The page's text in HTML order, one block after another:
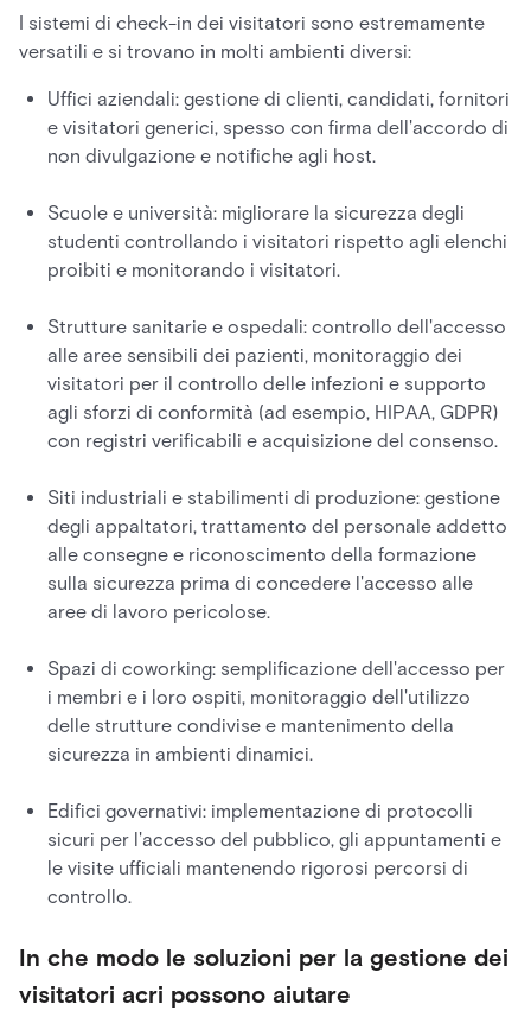
I sistemi di check-in dei visitatori sono estremamente
versatili e si trovano in molti ambienti diversi:
Uffici aziendali: gestione di clienti, candidati, fornitori
e visitatori generici, spesso con firma dell'accordo di
non divulgazione e notifiche agli host.
Scuole e università: migliorare la sicurezza degli
studenti controllando i visitatori rispetto agli elenchi
proibiti e monitorando i visitatori.
Strutture sanitarie e ospedali: controllo dell'accesso
alle aree sensibili dei pazienti, monitoraggio dei
visitatori per il controllo delle infezioni e supporto
agli sforzi di conformità (ad esempio, HIPAA, GDPR)
con registri verificabili e acquisizione del consenso.
Siti industriali e stabilimenti di produzione: gestione
degli appaltatori, trattamento del personale addetto
alle consegne e riconoscimento della formazione
sulla sicurezza prima di concedere l'accesso alle
aree di lavoro pericolose.
Spazi di coworking: semplificazione dell'accesso per
i membri e i loro ospiti, monitoraggio dell'utilizzo
delle strutture condivise e mantenimento della
sicurezza in ambienti dinamici.
Edifici governativi: implementazione di protocolli
sicuri per l'accesso del pubblico, gli appuntamenti e
le visite ufficiali mantenendo rigorosi percorsi di
controllo.
In che modo le soluzioni per la gestione dei
visitatori acri possono aiutare